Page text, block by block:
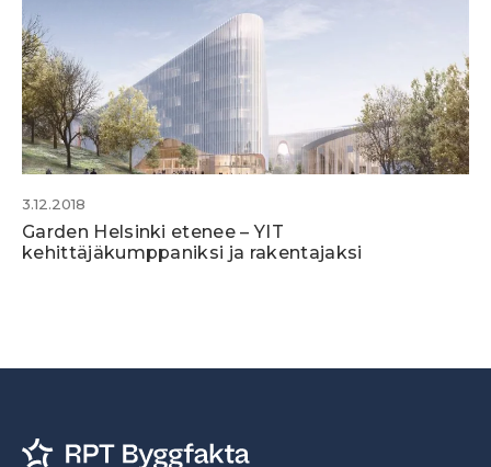
3.12.2018
Garden Helsinki etenee – YIT
kehittäjäkumppaniksi ja rakentajaksi